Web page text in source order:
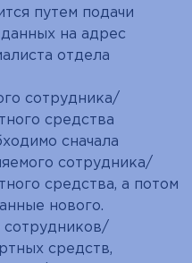
путем подачи
на адрес
отдела
сотрудника/
средства
сначала
сотрудника/
средства, а потом
нового.
сотрудников/
средств,